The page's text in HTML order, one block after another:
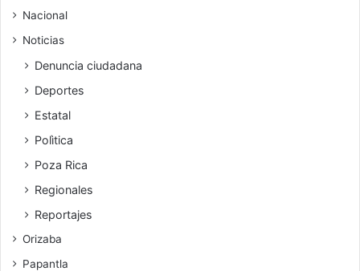
Nacional
Noticias
Denuncia ciudadana
Deportes
Estatal
Polìtica
Poza Rica
Regionales
Reportajes
Orizaba
Papantla